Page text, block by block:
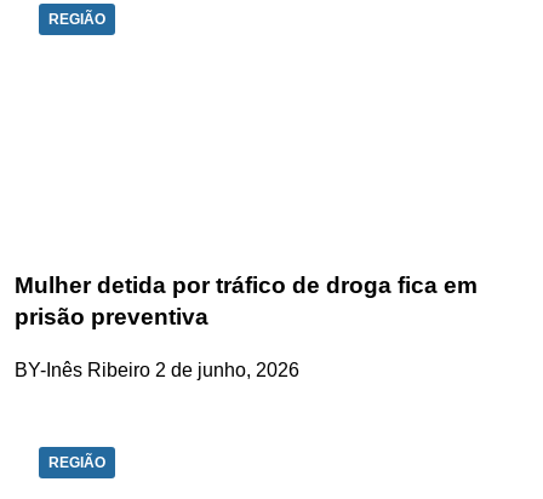
REGIÃO
Mulher detida por tráfico de droga fica em
prisão preventiva
BY-Inês Ribeiro 2 de junho, 2026
REGIÃO